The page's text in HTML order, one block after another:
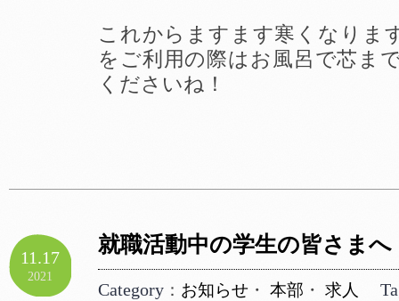
これからますます寒くなりま
をご利用の際はお風呂で芯ま
くださいね！
11.17
2021
就職活動中の学生の皆さまへ
Category ： お知らせ ・ 本部 ・ 求人